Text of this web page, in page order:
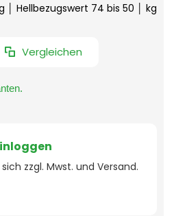
│ Hellbezugswert 74 bis 50 │ kg
Vergleichen
zzgl. Mwst. und Versand.